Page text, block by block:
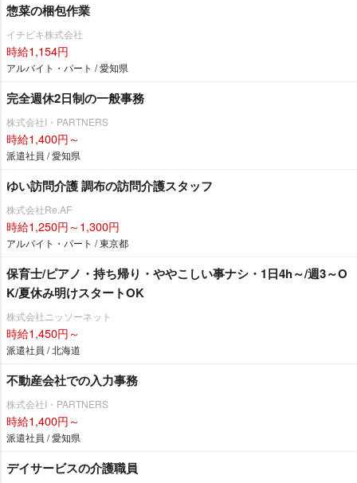
惣菜の梱包作業
イチビキ株式会社
時給1,154円
アルバイト・パート / 愛知県
完全週休2日制の一般事務
株式会社I・PARTNERS
時給1,400円～
派遣社員 / 愛知県
ゆい訪問介護 調布の訪問介護スタッフ
株式会社Re.AF
時給1,250円～1,300円
アルバイト・パート / 東京都
保育士/ピアノ・持ち帰り・ややこしい事ナシ・1日4h～/週3～O
K/夏休み明けスタートOK
株式会社ニッソーネット
時給1,450円～
派遣社員 / 北海道
不動産会社での入力事務
株式会社I・PARTNERS
時給1,400円～
派遣社員 / 愛知県
デイサービスの介護職員